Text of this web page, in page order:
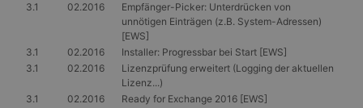
3.1
02.2016
Empfänger-Picker: Unterdrücken von
unnötigen Einträgen (z.B. System-Adressen)
[EWS]
3.1
02.2016
Installer: Progressbar bei Start [EWS]
3.1
02.2016
Lizenzprüfung erweitert (Logging der aktuellen
Lizenz...)
3.1
02.2016
Ready for Exchange 2016 [EWS]